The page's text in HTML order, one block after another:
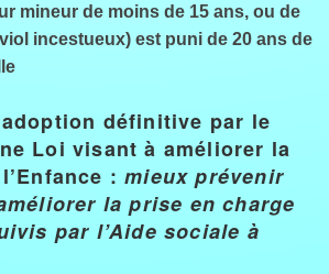
mineur de moins de 15 ans, ou de
incestueux) est puni de 20 ans de
définitive par le
Loi visant à améliorer la
:mieux prévenir
la prise en charge
par l’Aide sociale à